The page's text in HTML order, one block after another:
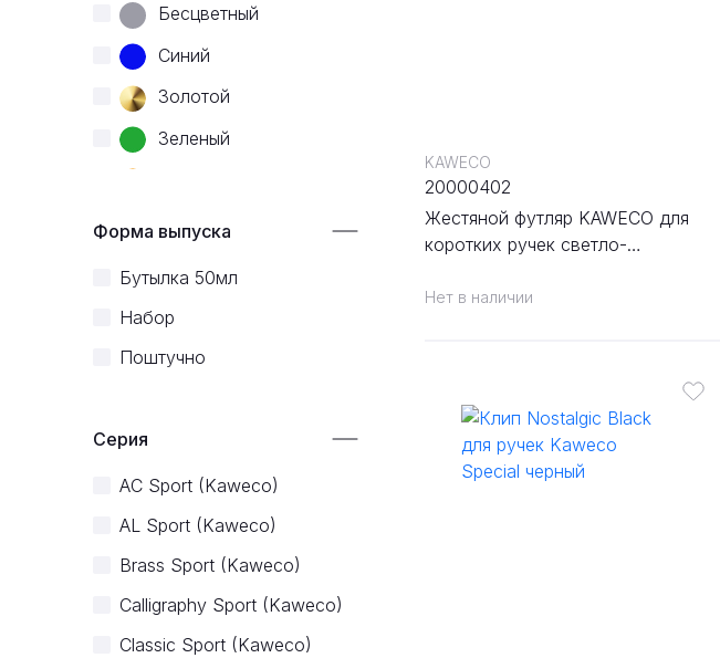
Бесцветный
Синий
Золотой
Зеленый
Желтый
Бежевый
Бронзовый
Серый
Форма выпуска
Бутылка 50мл
Набор
Поштучно
Серия
AC Sport (Kaweco)
AL Sport (Kaweco)
Brass Sport (Kaweco)
Calligraphy Sport (Kaweco)
Classic Sport (Kaweco)
Нет в наличии
Жестяной футляр KAWECO для
коротких ручек светло-
KAWECO
20000402